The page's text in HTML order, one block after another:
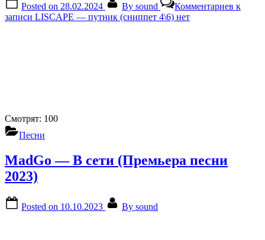
Posted on 28.02.2024 By sound Комментариев к
записи LISCAPE — путник (сниппет 4\6) нет
Смотрят: 100
Песни
MadGo — В сети (Премьера песни
2023)
Posted on 10.10.2023 By sound